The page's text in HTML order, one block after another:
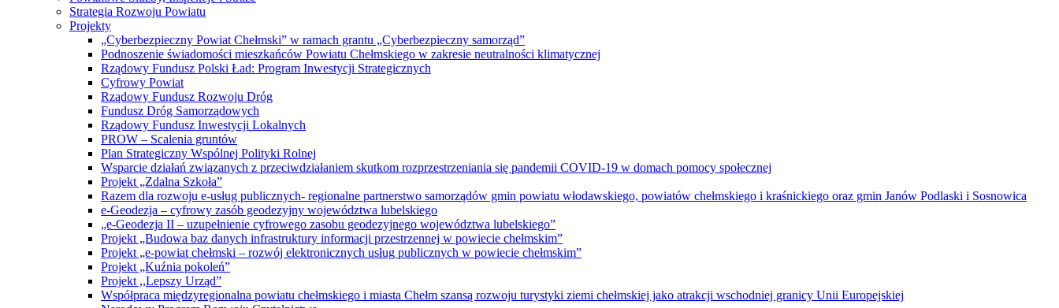
Strategia Rozwoju Powiatu
Projekty
„Cyberbezpieczny Powiat Chełmski” w ramach grantu „Cyberbezpieczny samorząd”
Podnoszenie świadomości mieszkańców Powiatu Chełmskiego w zakresie neutralności klimatycznej
Rządowy Fundusz Polski Ład: Program Inwestycji Strategicznych
Cyfrowy Powiat
Rządowy Fundusz Rozwoju Dróg
Fundusz Dróg Samorządowych
Rządowy Fundusz Inwestycji Lokalnych
PROW – Scalenia gruntów
Plan Strategiczny Wspólnej Polityki Rolnej
Wsparcie działań związanych z przeciwdziałaniem skutkom rozprzestrzeniania się pandemii COVID-19 w domach pomocy społecznej
Projekt „Zdalna Szkoła”
Razem dla rozwoju e-usług publicznych- regionalne partnerstwo samorządów gmin powiatu włodawskiego, powiatów chełmskiego i kraśnickiego oraz gmin Janów Podlaski i Sosnowica
e-Geodezja – cyfrowy zasób geodezyjny województwa lubelskiego
„e-Geodezja II – uzupełnienie cyfrowego zasobu geodezyjnego województwa lubelskiego”
Projekt „Budowa baz danych infrastruktury informacji przestrzennej w powiecie chełmskim”
Projekt „e-powiat chełmski – rozwój elektronicznych usług publicznych w powiecie chełmskim”
Projekt „Kuźnia pokoleń”
Projekt ,,Lepszy Urząd”
Współpraca międzyregionalna powiatu chełmskiego i miasta Chełm szansą rozwoju turystyki ziemi chełmskiej jako atrakcji wschodniej granicy Unii Europejskiej